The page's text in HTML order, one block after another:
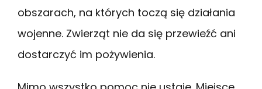
obszarach, na których toczą się działania
wojenne. Zwierząt nie da się przewieźć ani
dostarczyć im pożywienia.